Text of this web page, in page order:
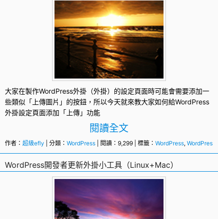
大家在製作WordPress外掛 （外掛）的設定頁面時可能會需要添加一
些類似「上傳圖片」的按鈕，所以今天就來教大家如何給WordPress
外掛設定頁面添加「上傳」功能
閱讀全文
作者： 超級efly | 分類： WordPress | 閱讀：9,299 | 標籤： WordPress, WordPress
WordPress開發者更新外掛小工具（Linux+Mac）